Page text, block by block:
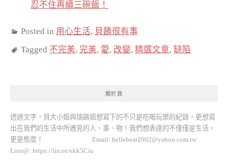
忍不住再續三碗飯！
Posted in 用心生活, 貝餚很有事
Tagged 不完美, 完美, 愛, 改變, 精選文章, 缺陷
關於我
透過文字，貝大小姐與瑞餚姐想寫下的不只是吃喝玩樂的紀錄，更想寫
出在我們的生活中所遇見的人、事、物！我們想表達的不僅僅是生活，
更是態度！ Email: bellebear2002@yahoo.com.tw
Line@: https://lin.ee/ekk5Ciu